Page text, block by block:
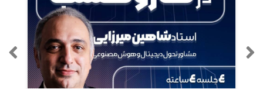
3) پرورش يك ذهن آشفته و فهرست بازبيني بهبود
تمركز‌ فصل دوم با همين 3 گفتار موجز قرار است
راهنماي ما براي "پرورش ذهن و بالندگي مغز" ما
باشد. دستورالعملها ساده و فراوانند. كافي است كار